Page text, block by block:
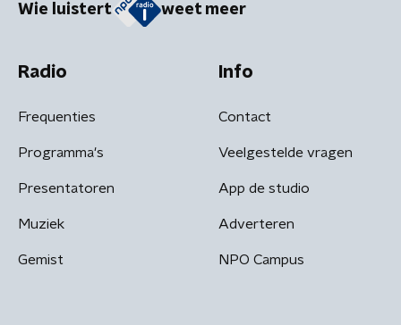
Wie luistert weet meer
Radio
Frequenties
Programma's
Presentatoren
Muziek
Gemist
Info
Contact
Veelgestelde vragen
App de studio
Adverteren
NPO Campus